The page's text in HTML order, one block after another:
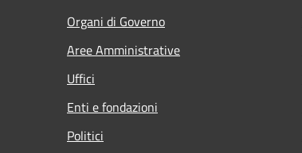
Organi di Governo
Aree Amministrative
Uffici
Enti e fondazioni
Politici